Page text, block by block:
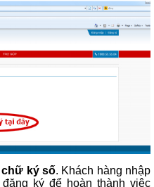
ký số. Khách hàng nhập
ký để hoàn thành việc